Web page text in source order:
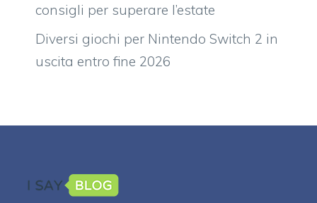
consigli per superare l’estate
Diversi giochi per Nintendo Switch 2 in
uscita entro fine 2026